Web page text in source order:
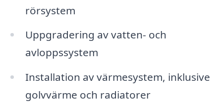
rörsystem
Uppgradering av vatten- och
avloppssystem
Installation av värmesystem, inklusive
golvvärme och radiatorer